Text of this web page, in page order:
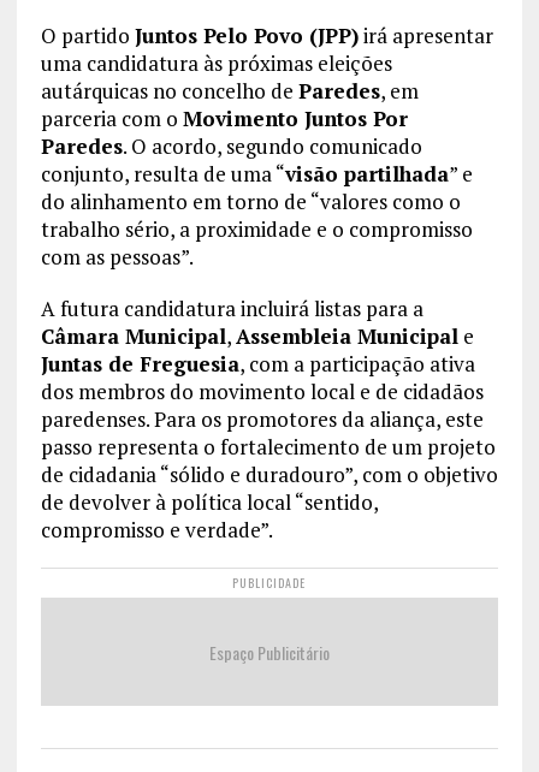
O partido Juntos Pelo Povo (JPP)irá apresentar
uma candidatura às próximas eleições
autárquicas no concelho de Paredes, em
parceria com o Movimento Juntos Por
Paredes. O acordo, segundo comunicado
conjunto, resulta de uma “visão partilhada” e
do alinhamento em torno de “valores como o
trabalho sério, a proximidade e o compromisso
com as pessoas”.
A futura candidatura incluirá listas para a
Câmara Municipal,Assembleia Municipale
Juntas de Freguesia, com a participação ativa
dos membros do movimento local e de cidadãos
paredenses. Para os promotores da aliança, este
passo representa o fortalecimento de um projeto
de cidadania “sólido e duradouro”, com o objetivo
de devolver à política local “sentido,
compromisso e verdade”.
PUBLICIDADE
Espaço Publicitário